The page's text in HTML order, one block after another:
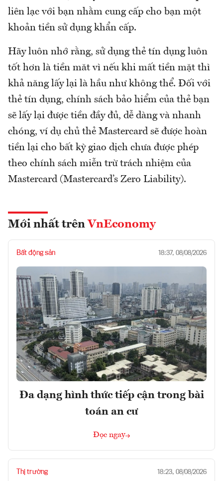
liên lạc với bạn nhằm cung cấp cho bạn một
khoản tiền sử dụng khẩn cấp.
Hãy luôn nhớ rằng, sử dụng thẻ tín dụng luôn
tốt hơn là tiền măt vì nếu khi mất tiền mặt thì
khả năng lấy lại là hầu như không thể. Đối với
thẻ tín dụng, chính sách bảo hiểm của thẻ bạn
sẽ lấy lại được tiền đầy đủ, dễ dàng và nhanh
chóng, ví dụ chủ thẻ Mastercard sẽ được hoàn
tiền lại cho bất kỳ giao dịch chưa được phép
theo chính sách miễn trừ trách nhiệm của
Mastercard (Mastercard’s Zero Liability).
Mới nhất trên VnEconomy
Bất động sản 18:37, 08/08/2026
Đa dạng hình thức tiếp cận trong bài
toán an cư
Đọc ngay
Thị trường 18:23, 08/08/2026